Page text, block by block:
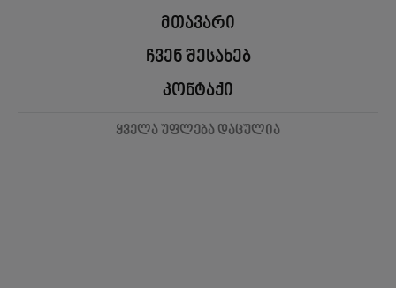
მთავარი
ჩვენ შესახებ
კონტაქი
ყველა უფლება დაცულია